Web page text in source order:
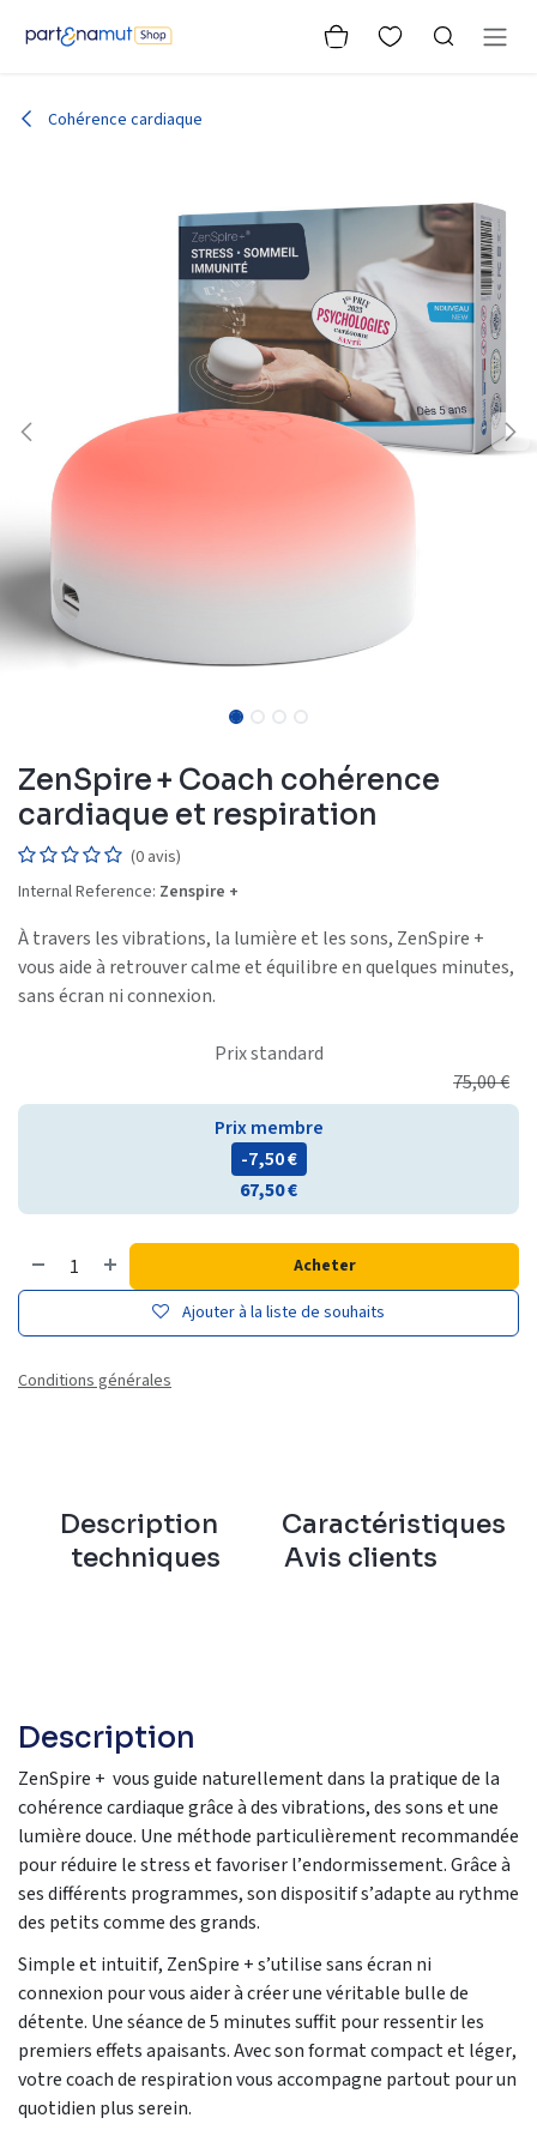
Cohérence cardiaque
ZenSpire + Coach cohérence
cardiaque et respiration
(0 avis)
Internal Reference: Zenspire +
À travers les vibrations, la lumière et les sons, ZenSpire +
vous aide à retrouver calme et équilibre en quelques minutes,
sans écran ni connexion.
Prix standard
75,00€
Prix membre
- 7,50€
67,50€
Acheter
Ajouter à la liste de souhaits
Conditions générales
Description
Caractéristiques
techniques
Avis clients
Description
ZenSpire + vousguide naturellementdans la pratique de la
cohérence cardiaquegrâce à des vibrations, des sonset une
lumière douce. Une méthode particulièrement recommandée
pour réduire le stressetfavoriser l’endormissement.Grâce à
ses différents programmes,son dispositifs’adapte au rythme
des petits comme des grands.
Simple et intuitif, ZenSpire +s’utilise sans écran ni
connexion pour vous aider à créer une véritable bulle de
détente. Une séance de 5 minutes suffit pour ressentirles
premiers effets apaisants.Avecson formatcompactet léger,
votre coachde respirationvous accompagne partout pour un
quotidien plus serein.